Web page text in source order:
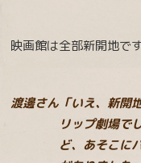
映画館は全部新開地で
渡邊さん「いえ、新開
リップ劇場で
ど、あそこに